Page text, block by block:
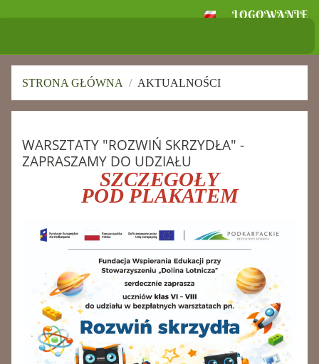
LOGOWANIE
Skołoszowie
STRONA GŁÓWNA / AKTUALNOŚCI
WARSZTATY "ROZWIŃ SKRZYDŁA" -
ZAPRASZAMY DO UDZIAŁU
SZCZEGÓŁY
POD PLAKATEM